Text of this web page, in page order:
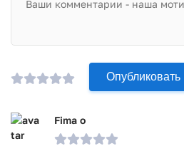
Опубликовать
Fima o